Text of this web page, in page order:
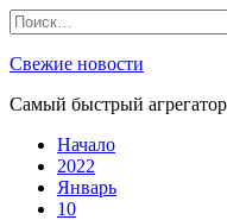
Skip
to
content
Найти:
Свежие новости
Самый быстрый
Начало
2022
Январь
10